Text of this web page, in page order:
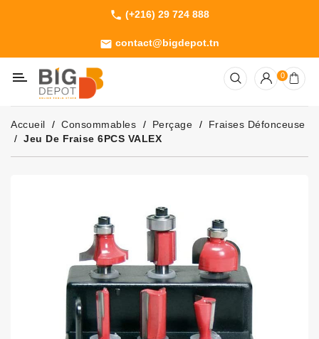
phone (+216) 29 724 888
email contact@bigdepot.tn
Machines
Outillage
Jardinage
Consommables
0
Accueil Consommables Perçage
Fraises Défonceuse
Jeu De Fraise 6PCS VALEX